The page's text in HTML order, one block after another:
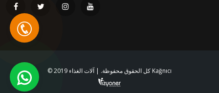
© 2019 كل الحقوق محفوظة. | آلات الغذاء Kağnıcı